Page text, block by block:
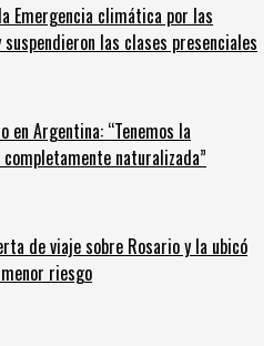
Emergencia climática por las
las clases presenciales
en Argentina: “Tenemos la
naturalizada”
de viaje sobre Rosario y la ubicó
riesgo